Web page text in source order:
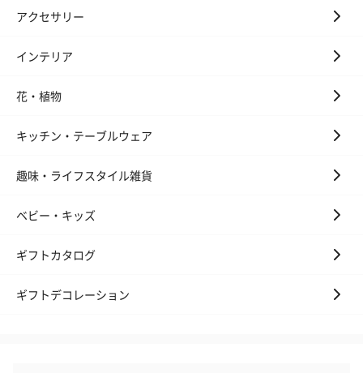
す。
いぶりがっことチーズ
ごろっとうまみ チーズ
しょっつるナ
アクセサリー
インテリア
花・植物
キッチン・テーブルウェア
趣味・ライフスタイル雑貨
ベビー・キッズ
ギフトカタログ
ギフトデコレーション